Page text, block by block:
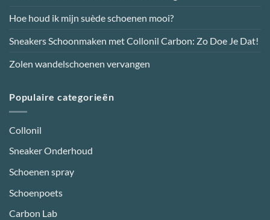
Hoe houd ik mijn suède schoenen mooi?
Sneakers Schoonmaken met Collonil Carbon: Zo Doe Je Dat!
Zolen wandelschoenen vervangen
Populaire categorieën
Collonil
Sneaker Onderhoud
Schoenen spray
Schoenpoets
Carbon Lab